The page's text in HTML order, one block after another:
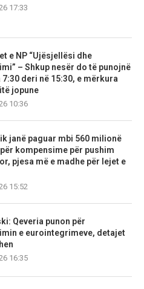
17:33
e NP “Ujësjellësi dhe
– Shkup nesër do të punojnë
7:30 deri në 15:30, e mërkura
jopune
10:36
janë paguar mbi 560 milionë
kompensime për pushim
pjesa më e madhe për lejet e
15:52
Qeveria punon për
e eurointegrimeve, detajet
16:35